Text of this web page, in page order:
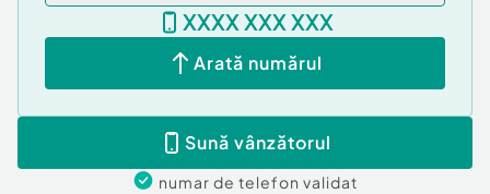
XXXX XXX XXX
Arată numărul
Sună vânzătorul
numar de telefon validat